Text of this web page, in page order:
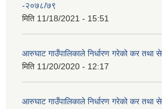
-२०७८/७९
मिति 11/18/2021 - 15:51
आरुघाट गाउँपालिकाले निर्धारण गरेको कर तथा
मिति 11/20/2020 - 12:17
आरुघाट गाउँपालिकाले निर्धारण गरेको कर तथा